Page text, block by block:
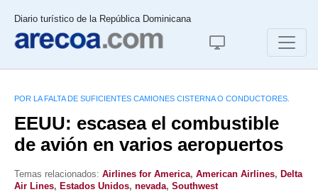
Diario turístico de la República Dominicana
POR LA FALTA DE SUFICIENTES CAMIONES CISTERNA O CONDUCTORES.
EEUU: escasea el combustible
de avión en varios aeropuertos
Temas relacionados: Airlines for America, American Airlines, Delta
Air Lines, Estados Unidos, nevada, Southwest